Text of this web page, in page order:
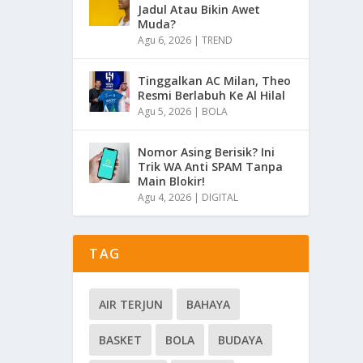
Jadul Atau Bikin Awet
Muda?
Agu 6, 2026 |TREND
Tinggalkan AC Milan, Theo
Resmi Berlabuh Ke Al Hilal
Agu 5, 2026 | BOLA
Nomor Asing Berisik? Ini
Trik WA Anti SPAM Tanpa
Main Blokir!
Agu 4, 2026 | DIGITAL
TAG
AIR TERJUN BAHAYA
BASKET BOLA BUDAYA